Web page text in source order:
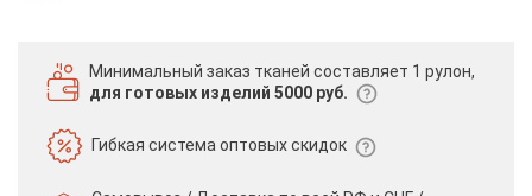
Минимальный заказ тканей составляет 1 рулон,
для готовых изделий 5000 руб.
Гибкая системаоптовых скидок